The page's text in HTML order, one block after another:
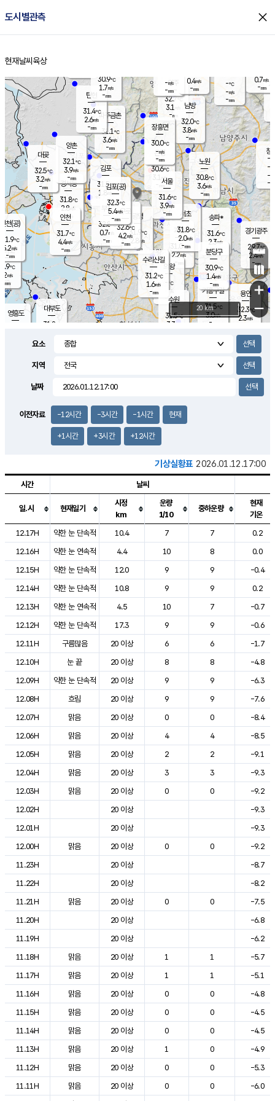
도시별관측 close
홈
현재날씨 육상
의도
℃
m/s
mm
영흥도
양주
32.7℃
3.1
-mm
과천
31.0℃
2.2m/s
- mm
용인
32.3℃
2.3m/s
경기광주
29.7℃
2.4m/s
-mm
3.2m/s
대부도
31.8
경서동
31.8℃
2.8 m/s
-mm
파주금촌
31.1℃
3.6m/s
-mm
-℃
-m/s
-mm
대곶
32.5℃
3.2m/s
-mm
창
-
-m/
-
탄현
31.4℃
2.6m/s
-mm
0.7m/s
-mm
의왕
- ℃
m/s
mm
김포
31.5℃
1.8 m/s
mm
광명
31.9 ℃
2.8 m/s
-mm
부천
32.8℃
0.7m/s
-mm
양촌
32.1℃
3.9m/s
-mm
구로
32.6℃
4.2m/s
-mm
은평
30.6℃
3.1 m/s
- mm
노원
30.8℃
3.6m/s
-mm
송파*
31.6℃
2.3m/s
-mm
서초
31.8℃
2.0m/s
-mm
남방
32.0℃
3.8m/s
-mm
기흥구갈
31.5℃
3.0m/s
-
수리산길
31.2℃
1.6m/s
-mm
분당구
30.9℃
1.4m/s
-mm
장흥면
30.0℃
-m/s
-mm
-m/s
-mm
인천(공)
31.9℃
5.2m/s
-mm
김포(공)
32.3℃
5.4m/s
-mm
수원
31.5℃
3.3 m/s
인천
31.7℃
4.4m/s
-mm
서울
31.6℃
3.9m/s
-mm
30.9℃
1.7m/s
-mm
0.4m/s
-mm
+
−
20 km
요소
지역
날짜
이전자료 -12시간 -3시간 -1시간 현재
+1시간 +3시간 +12시간
기상실황표 2026.01.12.17:00
도시별 기상실황표로 지점, 날씨, 기온, 강수, 바람, 기압등을 안내한 표입
시간 날씨
일.시 현재일기
시정
km
운량
1/10
중하운량
현재
기온
12.17H
약한 눈 단속적 10.4 7 7
0.2
12.16H
약한 눈 연속적 4.4 10 8
0.0
12.15H
약한 눈 단속적 12.0 9 9
-0.4
12.14H
약한 눈 단속적 10.8 9 9
0.2
12.13H
약한 눈 연속적 4.5 10 7
-0.7
12.12H
약한 눈 단속적 17.3 9 9
-0.6
12.11H
구름많음 20 이상 6 6
-1.7
12.10H
눈 끝 20 이상 8 8
-4.8
12.09H
약한 눈 단속적 20 이상 9 9
-6.3
12.08H
흐림 20 이상 9 9
-7.6
12.07H
맑음 20 이상 0 0
-8.4
12.06H
맑음 20 이상 4 4
-8.5
12.05H
맑음 20 이상 2 2
-9.1
12.04H
맑음 20 이상 3 3
-9.3
12.03H
맑음 20 이상 0 0
-9.2
12.02H
20 이상
-9.3
12.01H
20 이상
-9.3
12.00H
맑음 20 이상 0 0
-9.2
11.23H
20 이상
-8.7
11.22H
20 이상
-8.2
11.21H
맑음 20 이상 0 0
-7.5
11.20H
20 이상
-6.8
11.19H
20 이상
-6.2
11.18H
맑음 20 이상 1 1
-5.7
11.17H
맑음 20 이상 1 1
-5.1
11.16H
맑음 20 이상 0 0
-4.8
11.15H
맑음 20 이상 0 0
-4.5
11.14H
맑음 20 이상 0 0
-4.5
11.13H
맑음 20 이상 1 0
-4.9
11.12H
맑음 20 이상 0 0
-5.3
11.11H
맑음 20 이상 0 0
-6.0